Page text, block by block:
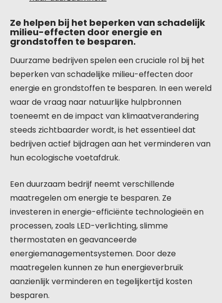
Ze helpen bij het beperken van schadelijk
milieu-effecten door energie en
grondstoffen te besparen.
Duurzame bedrijven spelen een cruciale rol bij het
beperken van schadelijke milieu-effecten door
energie en grondstoffen te besparen. In een wereld
waar de vraag naar natuurlijke hulpbronnen
toeneemt en de impact van klimaatverandering
steeds zichtbaarder wordt, is het essentieel dat
bedrijven actief bijdragen aan het verminderen van
hun ecologische voetafdruk.
Een duurzaam bedrijf neemt verschillende
maatregelen om energie te besparen. Ze
investeren in energie-efficiënte technologieën en
processen, zoals LED-verlichting, slimme
thermostaten en geavanceerde
energiemanagementsystemen. Door deze
maatregelen kunnen ze hun energieverbruik
aanzienlijk verminderen en tegelijkertijd kosten
besparen.